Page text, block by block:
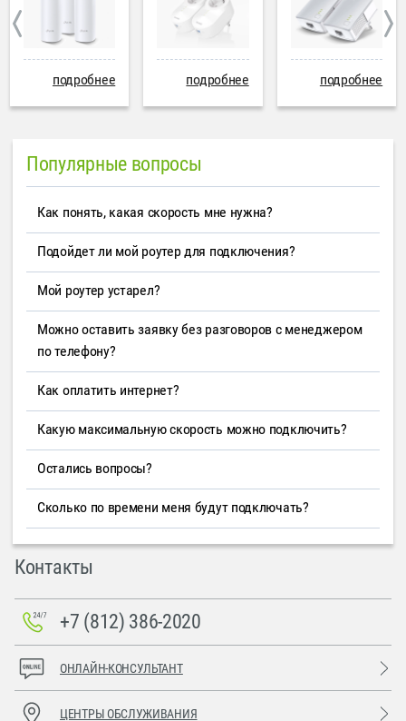
подробнее подробнее подробнее
Популярные вопросы
Как понять, какая скорость мне нужна?
Подойдет ли мой роутер для подключения?
Мой роутер устарел?
Можно оставить заявку без разговоров с менеджером
по телефону?
Как оплатить интернет?
Какую максимальную скорость можно подключить?
Остались вопросы?
Сколько по времени меня будут подключать?
Контакты
+7 (812) 386-2020
ОНЛАЙН-КОНСУЛЬТАНТ
ЦЕНТРЫ ОБСЛУЖИВАНИЯ